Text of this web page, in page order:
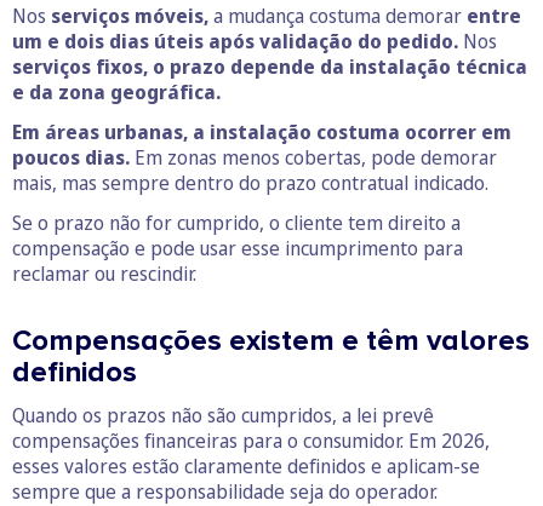
Nos serviços móveis,a mudança costuma demorar entre
um e dois dias úteis após validação do pedido. Nos
serviços fixos, o prazo depende da instalação técnica
e da zona geográfica.
Em áreas urbanas, a instalação costuma ocorrer em
poucos dias. Em zonas menos cobertas, pode demorar
mais, mas sempre dentro do prazo contratual indicado.
Se o prazo não for cumprido, o cliente tem direito a
compensação e pode usar esse incumprimento para
reclamar ou rescindir.
Compensações existem e têm valores
definidos
Quando os prazos não são cumpridos, a lei prevê
compensações financeiras para o consumidor. Em 2026,
esses valores estão claramente definidos e aplicam-se
sempre que a responsabilidade seja do operador.